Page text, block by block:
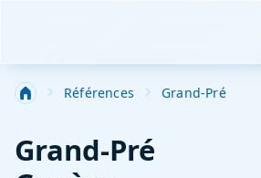
Références Grand-Pré
Grand-Pré